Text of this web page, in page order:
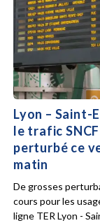
Lyon – Saint-
le trafic SNCF
perturbé ce
matin
De grosses
cours pour les
ligne TER Lyon -